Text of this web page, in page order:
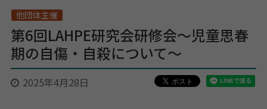
ジ
の
位
置:
他団体主催
第6回LAHPE研究会研修会～児童思春
期の自傷・自殺について～
2025年4月28日